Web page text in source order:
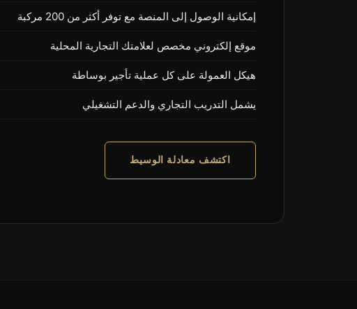
إمكانية الوصول إلى المنصة مع توفر أكثر من 200 مركبة
موقع إلكتروني مخصص لعلامتك التجارية المحلية
هيكل العمولة على كل عملية تأجير بوساطة
يشمل التدريب التجاري والدعم التشغيلي
اكتشف معادلة الوسيط